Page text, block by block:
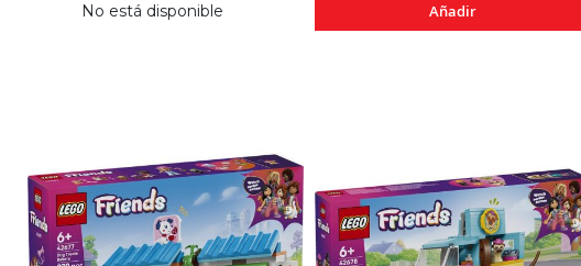
No está disponible Añadir